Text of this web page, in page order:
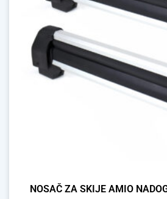
NOSAČ ZA SKIJE AMIO